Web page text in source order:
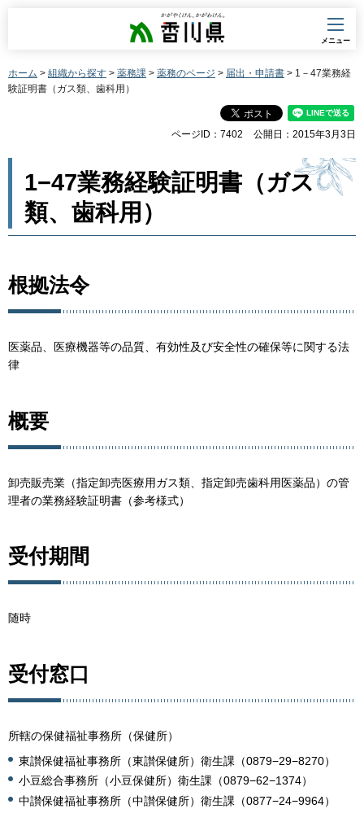
香川県
メニュー
ホーム > 組織から探す > 薬務課 > 薬務のページ > 届出・申請書 > 1－47業務経
験証明書（ガス類、歯科用）
ページID：7402 公開日：2015年3月3日
1−47業務経験証明書（ガス
類、歯科用）
根拠法令
医薬品、医療機器等の品質、有効性及び安全性の確保等に関する法
律
概要
卸売販売業（指定卸売医療用ガス類、指定卸売歯科用医薬品）の管
理者の業務経験証明書（参考様式）
受付期間
随時
受付窓口
所轄の保健福祉事務所（保健所）
東讃保健福祉事務所（東讃保健所）衛生課（0879−29−8270）
小豆総合事務所（小豆保健所）衛生課（0879−62−1374）
中讃保健福祉事務所（中讃保健所）衛生課（0877−24−9964）